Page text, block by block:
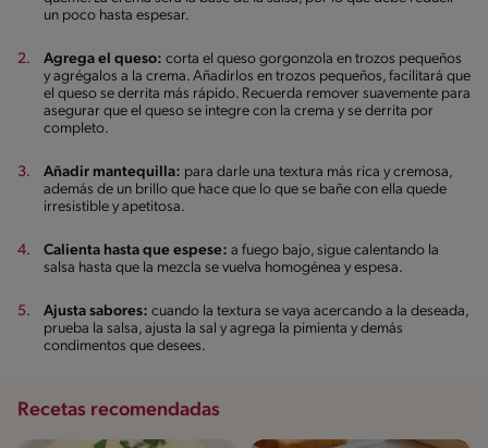
un poco hasta espesar.
Agrega el queso: corta el queso gorgonzola en trozos pequeños
y agrégalos a la crema. Añadirlos en trozos pequeños, facilitará que
el queso se derrita más rápido. Recuerda remover suavemente para
asegurar que el queso se integre con la crema y se derrita por
completo.
Añadir mantequilla: para darle una textura más rica y cremosa,
además de un brillo que hace que lo que se bañe con ella quede
irresistible y apetitosa.
Calienta hasta que espese: a fuego bajo, sigue calentando la
salsa hasta que la mezcla se vuelva homogénea y espesa.
Ajusta sabores: cuando la textura se vaya acercando a la deseada,
prueba la salsa, ajusta la sal y agrega la pimienta y demás
condimentos que desees.
Recetas recomendadas